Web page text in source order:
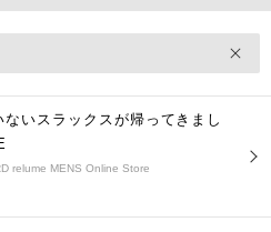
いスラックスが帰ってきまし
relume MENS Online Store